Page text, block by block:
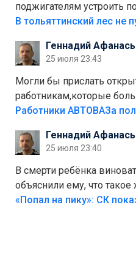
поджигателям устроить
костры,тех надо
Штрафы мизерные.
Геннадий
25 июля 23:43
Могли бы прислать
работникам,которые
на предприятии.
Работники АВТОВАЗа
Геннадий
25 июля 23:40
В смерти ребёнка
объяснили ему, что
Лезть через такой